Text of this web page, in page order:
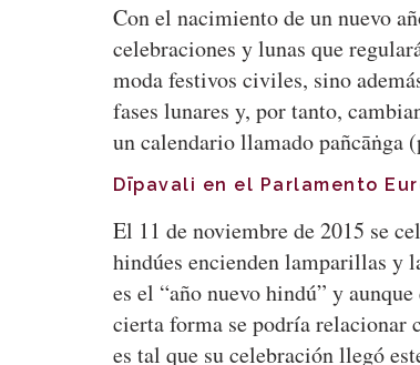
Con el nacimiento de un nuevo
celebraciones y lunas que
moda festivos civiles, sino
fases lunares y, por tanto,
un calendario llamado pañcāṅga
Dīpavali en el Parlamento
El 11 de noviembre de 2015 se
hindúes encienden lamparillas y
es el “año nuevo hindú” y
cierta forma se podría relacionar
es tal que su celebración llegó